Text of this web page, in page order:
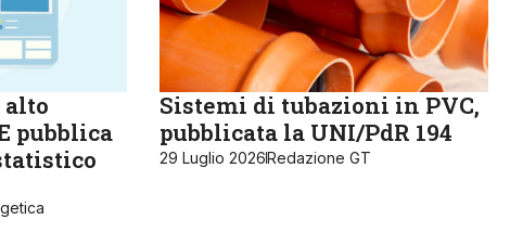
alto
pubblica
Sistemi di tubazioni in PVC,
pubblicata la UNI/PdR 194
29 Luglio 2026Redazione GT